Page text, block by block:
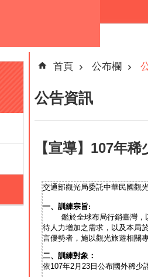
首頁 公布欄
公告資訊
【宣導】107年
交通部觀光局委託中華民國觀
一、訓練宗旨:
鑑於全球布局行銷臺灣
待人力增加之需求，以及本局
言優勢者，施以觀光旅遊相關
二、訓練對象：
依107年2月23日公布國外稀少